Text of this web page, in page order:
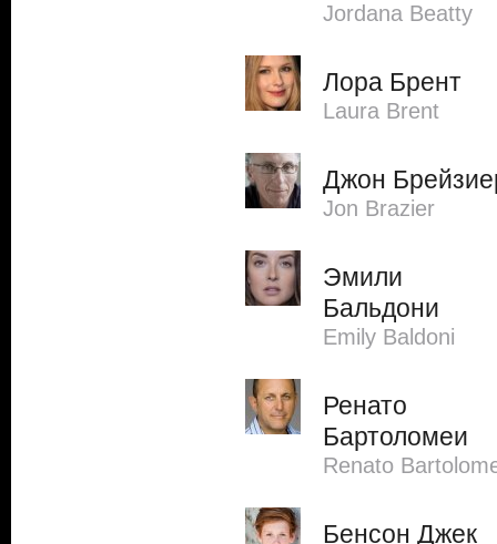
Jordana Beatty
Лора Брент
Laura Brent
Джон
Jon Brazier
Эмили
Бальдони
Emily Baldoni
Ренато
Бартоломеи
Renato
Бенсон Джек